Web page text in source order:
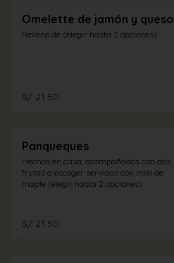
Omelette de jamón y queso
Relleno de (elegir hasta 2 opciones)
S/ 21.50
Panqueques
Hechos en casa, acompañados con dos
frutas a escoger servidos con miel de
maple (elegir hasta 2 opciones)
S/ 21.50